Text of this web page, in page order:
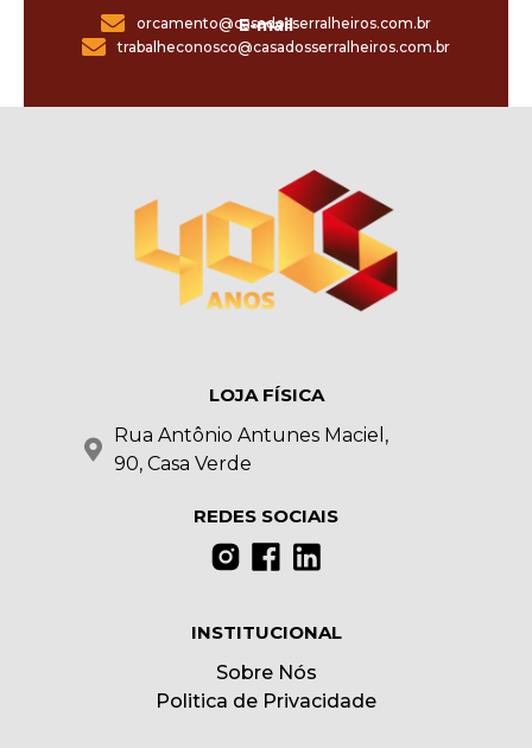
E-mail
orcamento@casadosserralheiros.com.br
trabalheconosco@casadosserralheiros.com.br
LOJA FÍSICA
Rua Antônio Antunes Maciel,
90, Casa Verde
REDES SOCIAIS
INSTITUCIONAL
Sobre Nós
Politica de Privacidade